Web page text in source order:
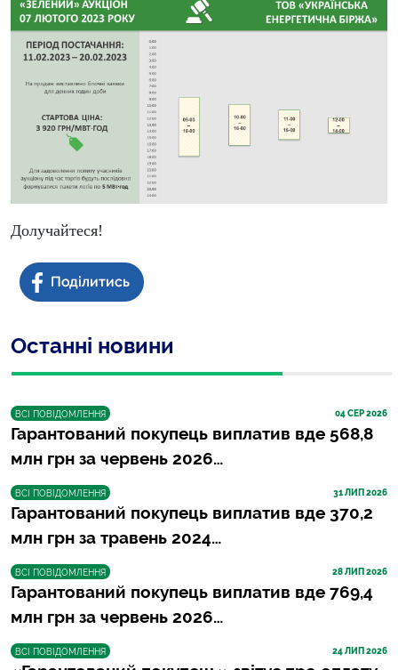
Долучайтеся!
Останні новини
ВСІ ПОВІДОМЛЕННЯ 04 СЕР 2026
Гарантований покупець виплатив вде 568,8
млн грн за червень 2026…
ВСІ ПОВІДОМЛЕННЯ 31 ЛИП 2026
Гарантований покупець виплатив вде 370,2
млн грн за травень 2024…
ВСІ ПОВІДОМЛЕННЯ 28 ЛИП 2026
Гарантований покупець виплатив вде 769,4
млн грн за червень 2026…
ВСІ ПОВІДОМЛЕННЯ 24 ЛИП 2026